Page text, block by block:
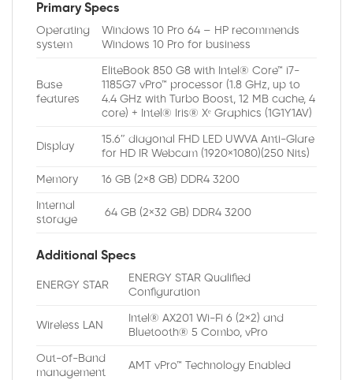
Primary Specs
Operating
system
Windows 10 Pro 64 – HP recommends
Windows 10 Pro for business
Base
features
EliteBook 850 G8 with Intel® Core™ i7-
1185G7 vPro™ processor (1.8 GHz, up to
4.4 GHz with Turbo Boost, 12 MB cache, 4
core) + Intel® Iris® Xᵉ Graphics (1G1Y1AV)
Display
15.6″ diagonal FHD LED UWVA Anti-Glare
for HD IR Webcam (1920×1080)(250 Nits)
Memory 16 GB (2×8 GB) DDR4 3200
Internal
storage
64 GB (2×32 GB) DDR4 3200
Additional Specs
ENERGY STAR
ENERGY STAR Qualified
Configuration
Wireless LAN
Intel® AX201 Wi-Fi 6 (2×2) and
Bluetooth® 5 Combo, vPro
Out-of-Band
management
AMT vPro™ Technology Enabled